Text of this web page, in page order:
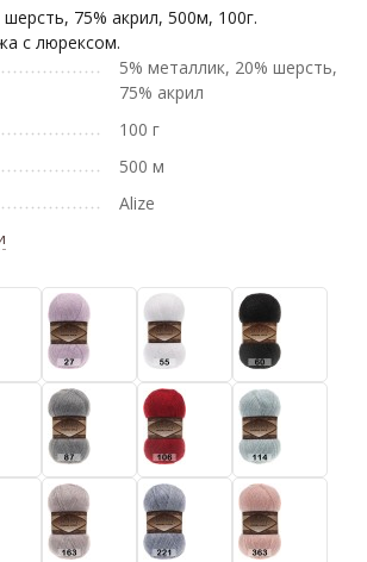
75% акрил, 500м, 100г.
с люрексом.
5% металлик, 20% шерсть,
75% акрил
100 г
500 м
Alize